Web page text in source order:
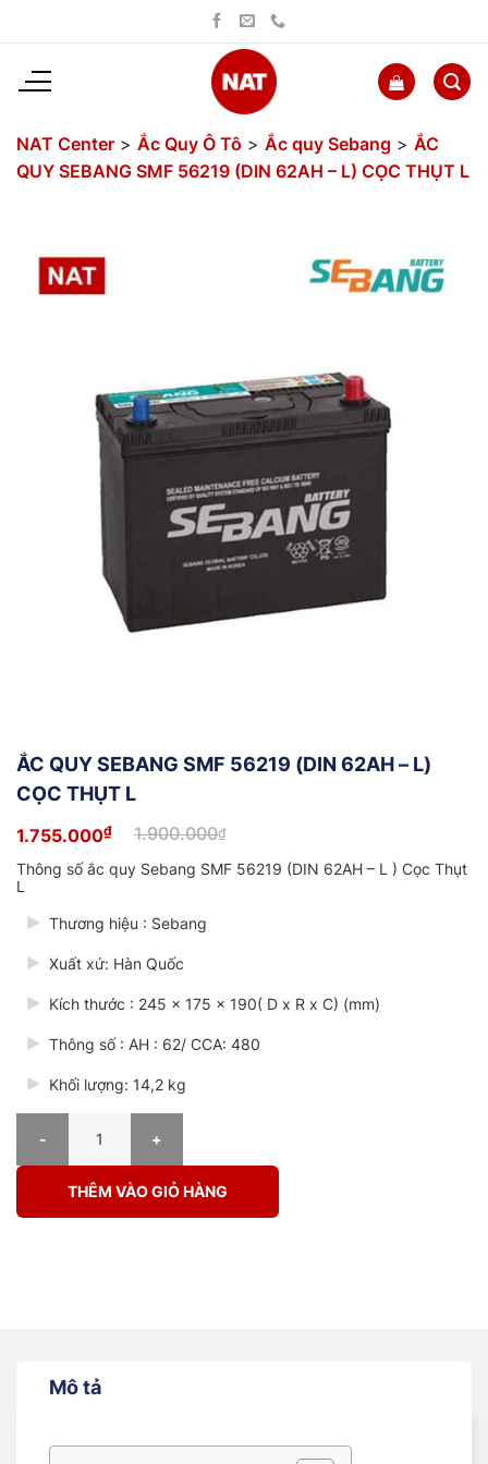
dung
NAT Center > Ắc Quy Ô Tô > Ắc quy Sebang > ẮC
QUY SEBANG SMF 56219 (DIN 62AH – L) CỌC THỤT L
ẮC QUY SEBANG SMF 56219 (DIN 62AH – L)
CỌC THỤT L
1.900.000₫
Giá
là:
1.900.000₫.
1.755.000₫
Giá
tại
là:
Thông số ắc quy Sebang SMF 56219 (DIN 62AH – L ) Cọc Thụt
L
Thương hiệu : Sebang
Xuất xứ: Hàn Quốc
Kích thước : 245 x 175 x 190( D x R x C) (mm)
Thông số : AH : 62/ CCA: 480
Khối lượng: 14,2 kg
THÊM VÀO GIỎ HÀNG
Mô tả